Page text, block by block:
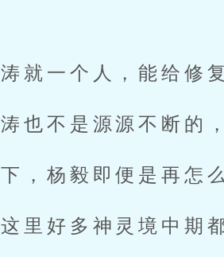
就一个人，能给修
也不是源源不断的
，杨毅即便是再怎
里好多神灵境中期